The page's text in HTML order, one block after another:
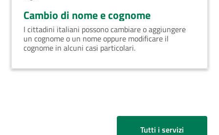
Cambio di nome e cognome
I cittadini italiani possono cambiare o aggiungere
un cognome o un nome oppure modificare il
cognome in alcuni casi particolari.
Tutti i servizi